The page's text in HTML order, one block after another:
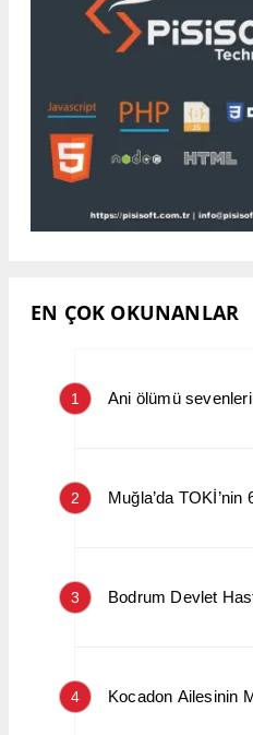
EN ÇOK OKUNANLAR
1 Ani ölümü
2 Muğla’da
3 Bodrum Devlet
4 Kocadon Ailesinin